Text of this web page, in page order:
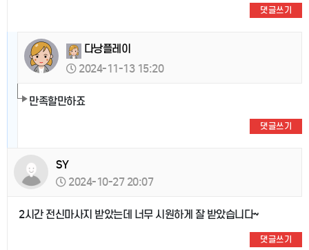
댓글쓰기
다낭플레이
2024-11-13 15:20
만족할만하죠
댓글쓰기
SY
2024-10-27 20:07
2시간 전신마사지 받았는데 너무 시원하게 잘 받았습니다~
댓글쓰기